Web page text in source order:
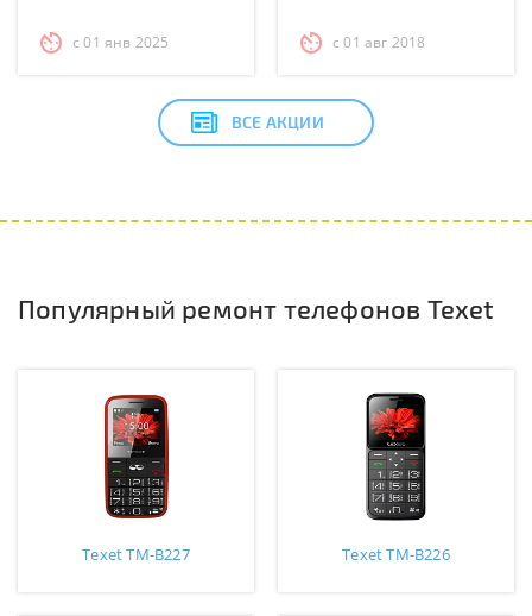
с 01 янв 2025 с 01 авг 2018
ВСЕ АКЦИИ
Популярный ремонт телефонов Texet
Texet TM-B227 Texet TM-B226